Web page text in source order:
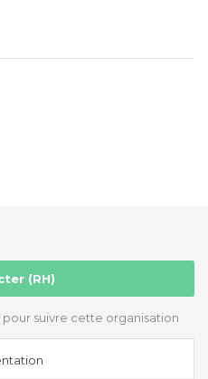
(RH)
suivre cette organisation